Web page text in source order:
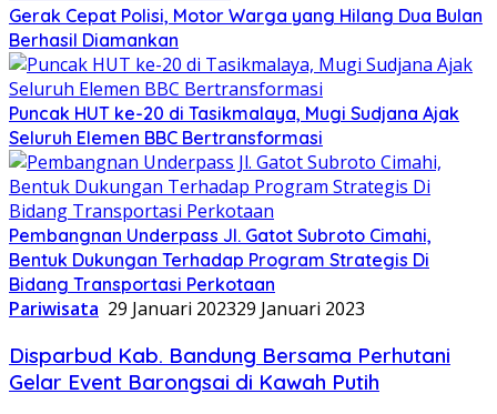
Gerak Cepat Polisi, Motor Warga yang Hilang Dua Bulan
Berhasil Diamankan
Puncak HUT ke-20 di Tasikmalaya, Mugi Sudjana Ajak
Seluruh Elemen BBC Bertransformasi
Pembangnan Underpass Jl. Gatot Subroto Cimahi,
Bentuk Dukungan Terhadap Program Strategis Di
Bidang Transportasi Perkotaan
Pariwisata 29 Januari 202329 Januari 2023
Disparbud Kab. Bandung Bersama Perhutani
Gelar Event Barongsai di Kawah Putih